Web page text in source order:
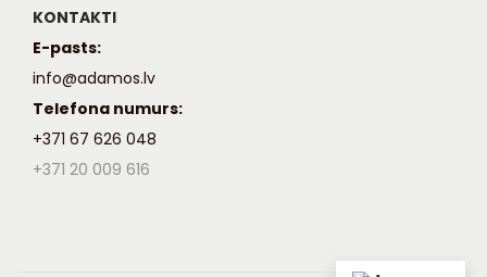
KONTAKTI
E-pasts:
info@adamos.lv
Telefona numurs:
+371 67 626 048
+371 20 009 616